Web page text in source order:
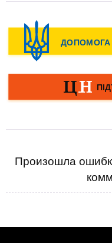
Произошла